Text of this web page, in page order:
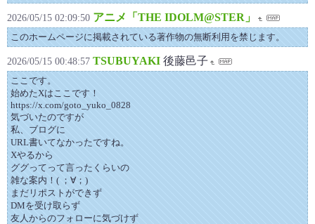
2026/05/15 02:09:50 アニメ「THE IDOLM@STER」
このホームページに掲載されている著作物の無断利用を禁じます。
2026/05/15 00:48:57 TSUBUYAKI 後藤邑子
ここです。
始めたXはここです！
https://x.com/goto_yuko_0828
気づいたのですが
私、ブログに
URL書いてなかったですね。
Xやるから
ググってって言ったくらいの
雑な案内！( ；∀；)
まだリポストができず
DMを受け取らず
友人からのフォローに気づけず